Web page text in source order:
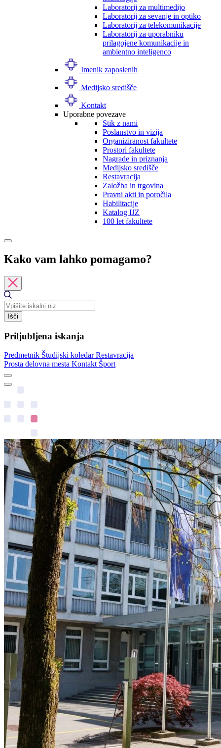
Laboratorij za multimedijo
Laboratorij za sevanje in optiko
Laboratorij za telekomunikacije
Laboratorij za uporabniku
prilagojene komunikacije in
ambientno inteligenco
Imenik zaposlenih
Medijsko središče
Kontakt
Uporabne povezave
Stik z nami
Poslanstvo in vizija
Organiziranost fakultete
Prostori fakultete
Nagrade in priznanja
Medijsko središče
Restavracija
Založba in trgovina
Pravni akti in poročila
Habilitacije
Katalog IJZ
100 let fakultete
Kako vam lahko pomagamo?
Išči
Priljubljena iskanja
Predmetnik Študijski koledarRestavracija
Prosta delovna mesta Kontakt Šport